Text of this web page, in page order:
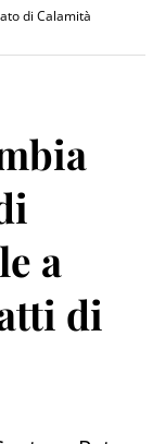
di Calamità
a
di